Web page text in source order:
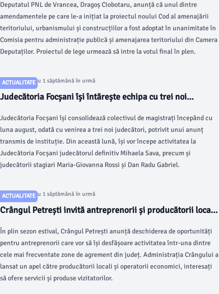
Deputatul PNL de Vrancea, Dragoș Ciobotaru, anunță că unul dintre
amendamentele pe care le-a inițiat la proiectul noului Cod al amenajării
teritoriului, urbanismului și construcțiilor a fost adoptat în unanimitate în
Comisia pentru administrație publică și amenajarea teritoriului din Camera
Deputaților. Proiectul de lege urmează să intre la votul final în plen.
ACTUALITATE
Articol postat cu 1 săptămână în urmă
Judecătoria Focșani își întărește echipa cu trei noi
Judecătoria Focșani își consolidează colectivul de magistrați începând cu
luna august, odată cu venirea a trei noi judecători, potrivit unui anunț
transmis de instituție. Din această lună, își vor începe activitatea la
Judecătoria Focșani judecătorul definitiv Mihaela Sava, precum și
judecătorii stagiari Maria-Giovanna Rossi și Dan Radu Gabriel.
ACTUALITATE
Articol postat cu 1 săptămână în urmă
Crângul Petrești invită antreprenorii și producătorii locali
agrement din Vrancea
În plin sezon estival, Crângul Petrești anunță deschiderea de oportunități
pentru antreprenorii care vor să își desfășoare activitatea într-una dintre
cele mai frecventate zone de agrement din județ. Administrația Crângului a
lansat un apel către producătorii locali și operatorii economici, interesați
să ofere servicii și produse vizitatorilor.